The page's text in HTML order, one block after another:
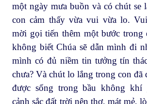
một ngày mưa buồn và có chút se
con cảm thấy vừa vui vừa lo.
mời gọi tiến thêm một bước
không biết Chúa sẽ dẫn mình đi
mình có đủ niềm tin tưởng tín
chưa? Và chút lo lắng trong con đã
được sống trong bầu không khí
cảnh sắc đất trời nên thơ, mát mẻ,